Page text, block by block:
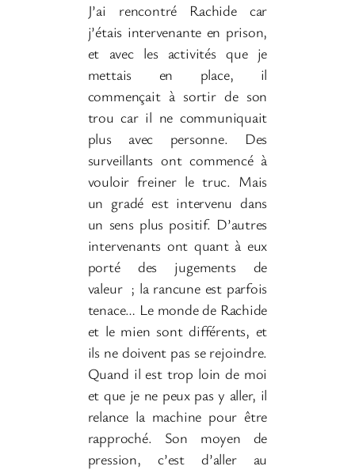
J’ai rencontré Rachide car
j’étais intervenante en prison,
et avec les activités que je
mettais en place, il
commençait à sortir de son
trou car il ne communiquait
plus avec personne. Des
surveillants ont commencé à
vouloir freiner le truc. Mais
un gradé est intervenu dans
un sens plus positif. D’autres
intervenants ont quant à eux
porté des jugements de
valeur ; la rancune est parfois
tenace… Le monde de Rachide
et le mien sont différents, et
ils ne doivent pas se rejoindre.
Quand il est trop loin de moi
et que je ne peux pas y aller, il
relance la machine pour être
rapproché. Son moyen de
pression, c’est d’aller au